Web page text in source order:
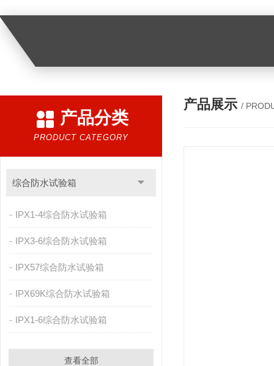
产品分类
PRODUCT CATEGORY
综合防水试验箱
IPX1-4综合防水试验箱
IPX3-6综合防水试验箱
IPX57综合防水试验箱
IPX69K综合防水试验箱
IPX1-6综合防水试验箱
查看全部
产品展示 /